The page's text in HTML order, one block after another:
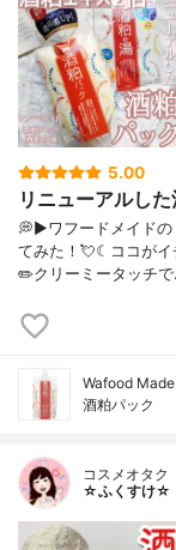
5.00
リニューアルし
💭▶️ワフードメイドの
てみた！💘☾ココが
✏️クリーミータッチ
Wafood
酒粕パック
コスメオタク
☆ふくすけ☆